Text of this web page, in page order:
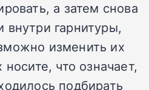
а затем снова
внутри гарнитуры,
изменить их
что означает,
подбирать